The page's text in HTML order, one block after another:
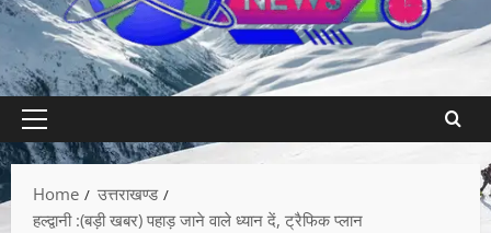
Home
उत्तराखण्ड
हल्द्वानी :(बड़ी खबर) पहाड़ जाने वाले ध्यान दें, ट्रैफिक प्लान